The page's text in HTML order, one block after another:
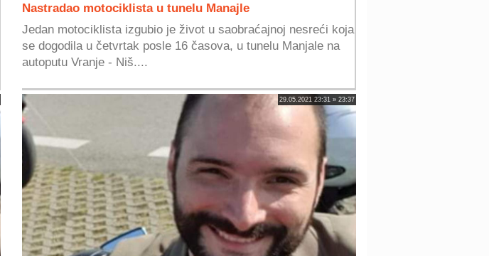
Nastradao motociklista u tunelu Manajle
Jedan motociklista izgubio je život u saobraćajnoj nesreći koja
se dogodila u četvrtak posle 16 časova, u tunelu Manjale na
autoputu Vranje - Niš....
29.05.2021 23:31 » 23:37